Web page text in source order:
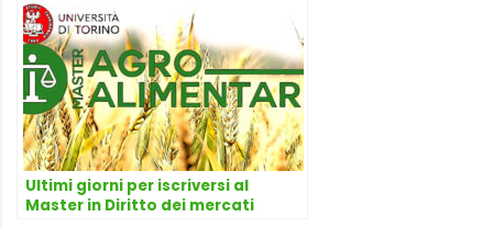
Ultimi giorni per iscriversi al
Master in Diritto dei mercati